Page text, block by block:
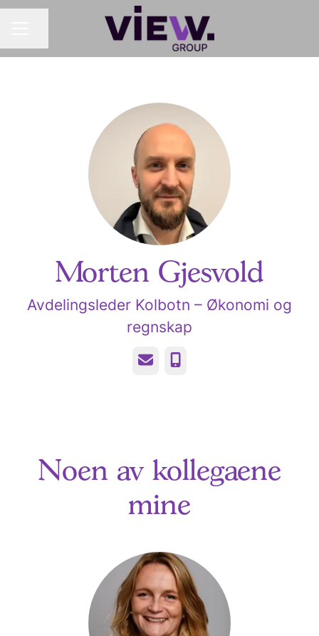
Morten Gjesvold
Avdelingsleder Kolbotn – Økonomi og
regnskap
E-postTelefonnummer
Noen av kollegaene
mine